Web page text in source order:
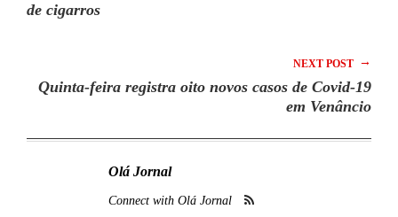
de cigarros
NEXT POST →
Quinta-feira registra oito novos casos de Covid-19
em Venâncio
Olá Jornal
Connect with Olá Jornal